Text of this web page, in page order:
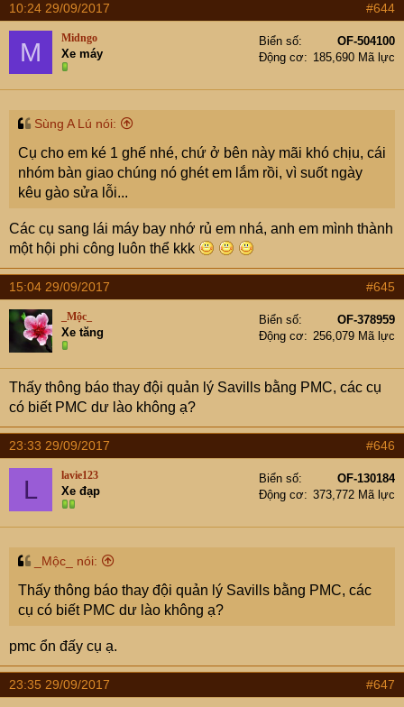
10:24 29/09/2017 #644
M Midngo
Xe máy
Biển số
OF-504100
Động cơ
185,690 Mã lực
Sùng A Lú nói:
Cụ cho em ké 1 ghế nhé, chứ ở bên này mãi khó chịu, cái
nhóm bàn giao chúng nó ghét em lắm rồi, vì suốt ngày
kêu gào sửa lỗi...
Các cụ sang lái máy bay nhớ rủ em nhá, anh em mình thành
một hội phi công luôn thể kkk
15:04 29/09/2017 #645
_Mộc_
Xe tăng
Biển số
OF-378959
Động cơ
256,079 Mã lực
Thấy thông báo thay đội quản lý Savills bằng PMC, các cụ
có biết PMC dư lào không ạ?
23:33 29/09/2017 #646
L lavie123
Xe đạp
Biển số
OF-130184
Động cơ
373,772 Mã lực
_Mộc_ nói:
Thấy thông báo thay đội quản lý Savills bằng PMC, các
cụ có biết PMC dư lào không ạ?
pmc ổn đấy cụ ạ.
23:35 29/09/2017 #647